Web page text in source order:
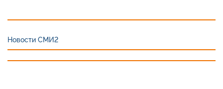
Новости СМИ2